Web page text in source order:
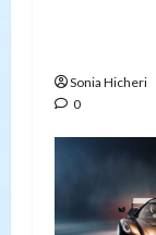
Sonia Hicheri
0